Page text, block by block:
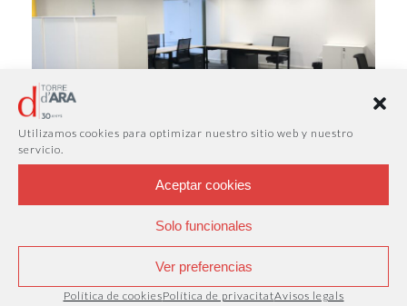
Utilizamos cookies para optimizar nuestro sitio web y nuestro
servicio.
Aceptar cookies
Solo funcionales
Ver preferencias
Política de cookiesPolítica de privacitatAvisos legals
Despatxos privats al coworking: la
de tenir-ho tot inclòs
cada empresa tenen necessitats diferents…